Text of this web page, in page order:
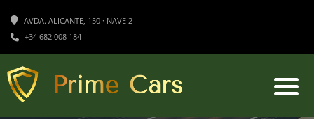
AVDA. ALICANTE, 150 · NAVE 2
+34 682 008 184